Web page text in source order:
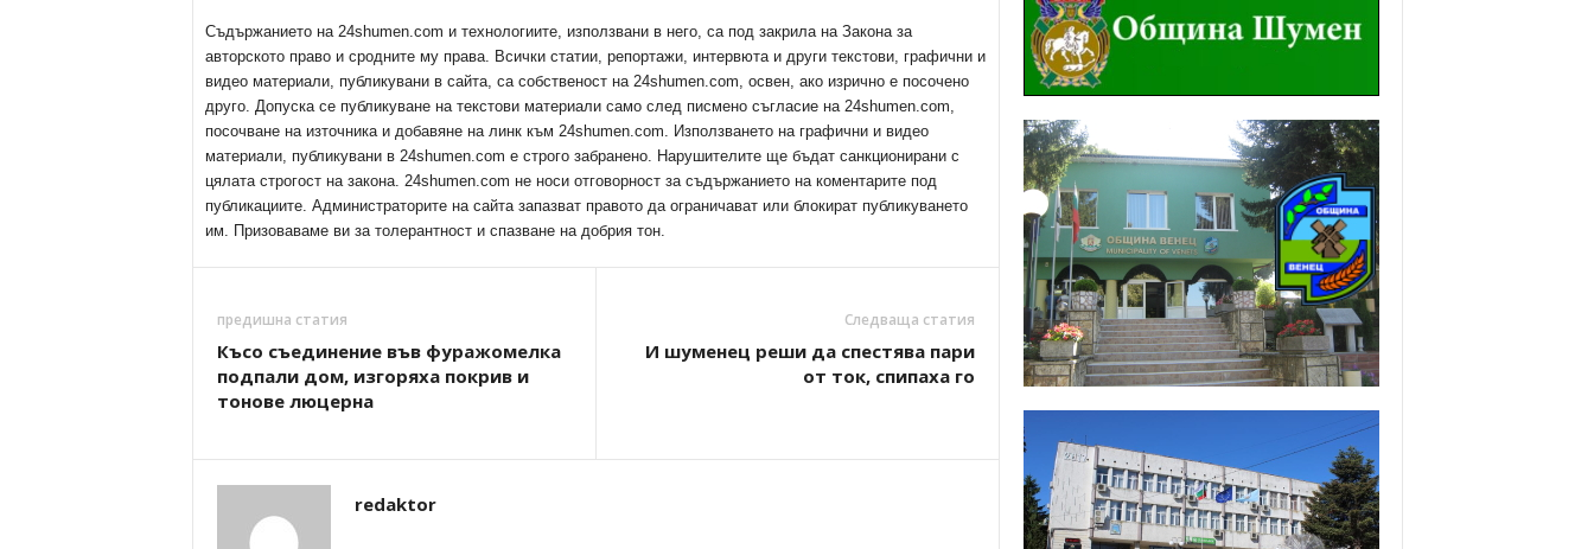
Съдържанието на 24shumen.com и технологиите, използвани в него, са под закрила на Закона за
авторското право и сродните му права. Всички статии, репортажи, интервюта и други текстови, графични и
видео материали, публикувани в сайта, са собственост на 24shumen.com, освен, ако изрично е посочено
друго. Допуска се публикуване на текстови материали само след писмено съгласие на 24shumen.com,
посочване на източника и добавяне на линк към 24shumen.com. Използването на графични и видео
материали, публикувани в 24shumen.com е строго забранено. Нарушителите ще бъдат санкционирани с
цялата строгост на закона. 24shumen.com не носи отговорност за съдържанието на коментарите под
публикациите. Администраторите на сайта запазват правото да ограничават или блокират публикуването
им. Призоваваме ви за толерантност и спазване на добрия тон.
предишна статия
Късо съединение във фуражомелка
подпали дом, изгоряха покрив и
тонове люцерна
Следваща статия
И шуменец реши да спестява пари
от ток, спипаха го
redaktor